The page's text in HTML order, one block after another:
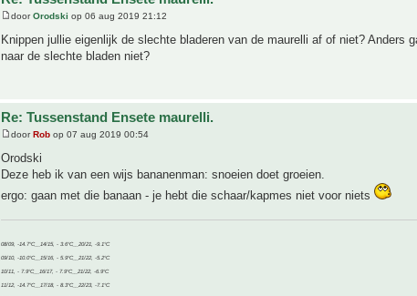
doorOrodski op 06 aug 2019 21:12
Knippen jullie eigenlijk de slechte bladeren van de maurelli af of niet? Anders
naar de slechte bladen niet?
Re: Tussenstand Ensete maurelli.
doorRob op 07 aug 2019 00:54
Orodski
Deze heb ik van een wijs bananenman: snoeien doet groeien.
ergo: gaan met die banaan - je hebt die schaar/kapmes niet voor niets
08/09, -14.7°C__14/15, - 3.6°C__20/21, -9.1°C
09/10, -10.0°C__15/16, - 5.9°C__21/22, -5.2°C
10/11, - 7.9°C__16/17, - 7.9°C__21/22, -6.9°C
11/12, -14.7°C__17/18, - 8.3°C__22/23, -7.1°C